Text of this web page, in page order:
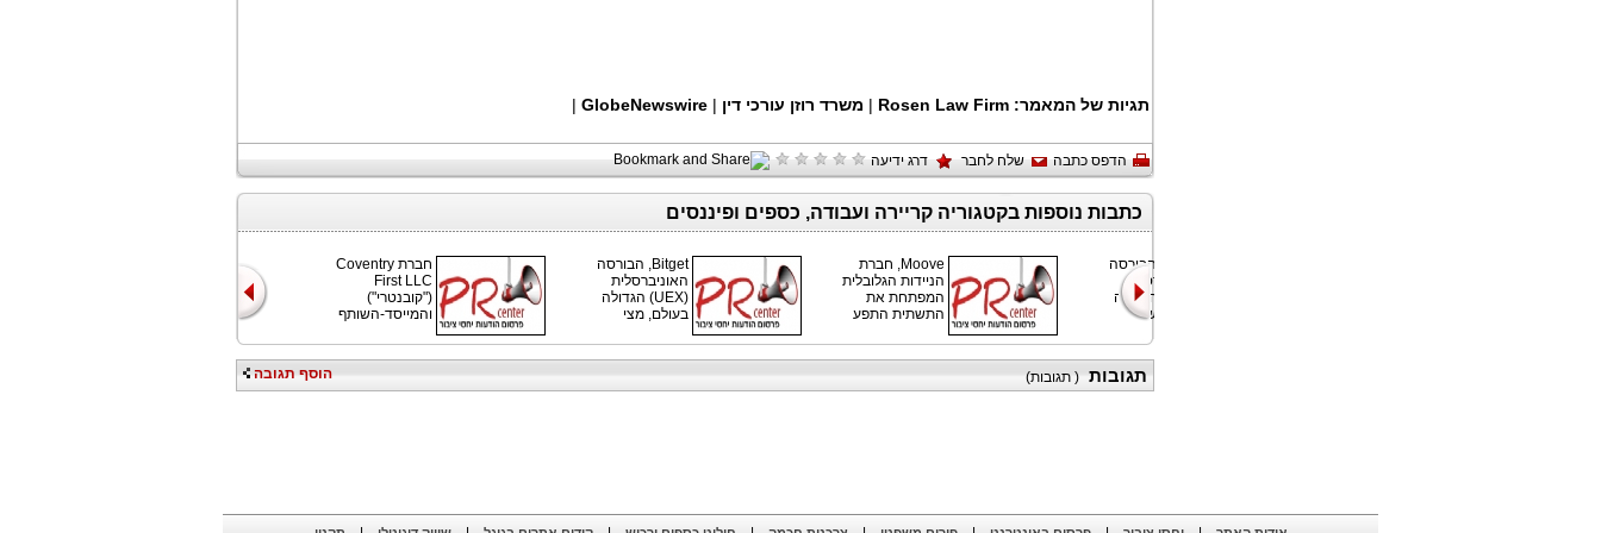
תגיות של המאמר: Rosen Law Firm
| משרד רוזן עורכי דין |
GlobeNewswire
|
הדפס כתבה שלח לחבר דרג ידיעה
כתבות נוספות בקטגוריה קריירה ועבודה, כספים ופיננסים
חברת Coventry
First LLC
("קובנטרי")
והמייסד-השותף
Bitget, הבורסה
האוניברסלית
(UEX) הגדולה
בעולם, מצי
Moove, חברת
הניידות הגלובלית
המפתחת את
התשתית התפע
Bitget, הבורסה
האוניברסלית
(UEX) הגדולה
בעולם, שדר
הוסף תגובה תגובות( תגובות)